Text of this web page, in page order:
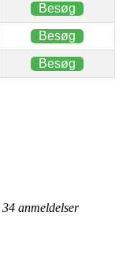
Besøg
Besøg
Besøg
34 anmeldelser